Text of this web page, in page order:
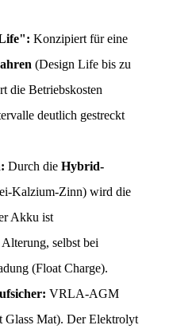
Konzipiert für eine
(Design Life bis zu
die Betriebskosten
deutlich gestreckt
Durch die Hybrid-
Kalzium-Zinn) wird die
Akku ist
selbst bei
(Float Charge).
VRLA-AGM
Glass Mat). Der Elektrolyt